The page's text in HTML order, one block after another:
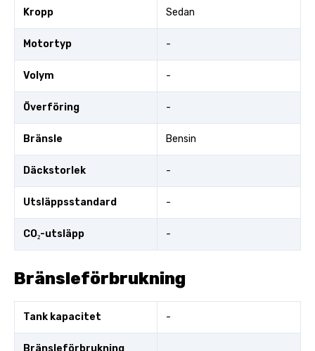
Kropp Sedan
Motortyp -
Volym -
Överföring -
Bränsle Bensin
Däckstorlek -
Utsläppsstandard -
CO₂-utsläpp -
Bränsleförbrukning
Tank kapacitet -
Bränsleförbrukning